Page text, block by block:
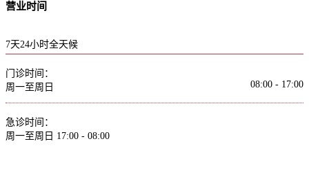
营业时间
7天24小时全天候
门诊时间：
周一至周日
08:00 - 17:00
急诊时间：
周一至周日 17:00 - 08:00